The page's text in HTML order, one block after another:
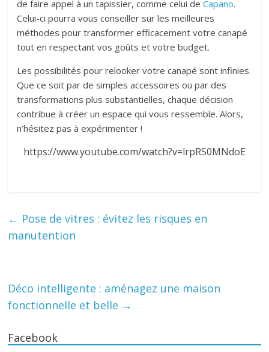
de faire appel à un tapissier, comme celui deCapano.
Celui-ci pourra vous conseiller sur les meilleures
méthodes pour transformer efficacement votre canapé
tout en respectant vos goûts et votre budget.
Les possibilités pour relooker votre canapé sont infinies.
Que ce soit par de simples accessoires ou par des
transformations plus substantielles, chaque décision
contribue à créer un espace qui vous ressemble. Alors,
n’hésitez pas à expérimenter !
https://www.youtube.com/watch?v=lrpRS0MNdoE
← Pose de vitres : évitez les risques en
manutention
Déco intelligente : aménagez une maison
fonctionnelle et belle →
Facebook